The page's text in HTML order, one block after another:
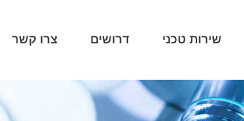
שירות טכני דרושים צרו קשר